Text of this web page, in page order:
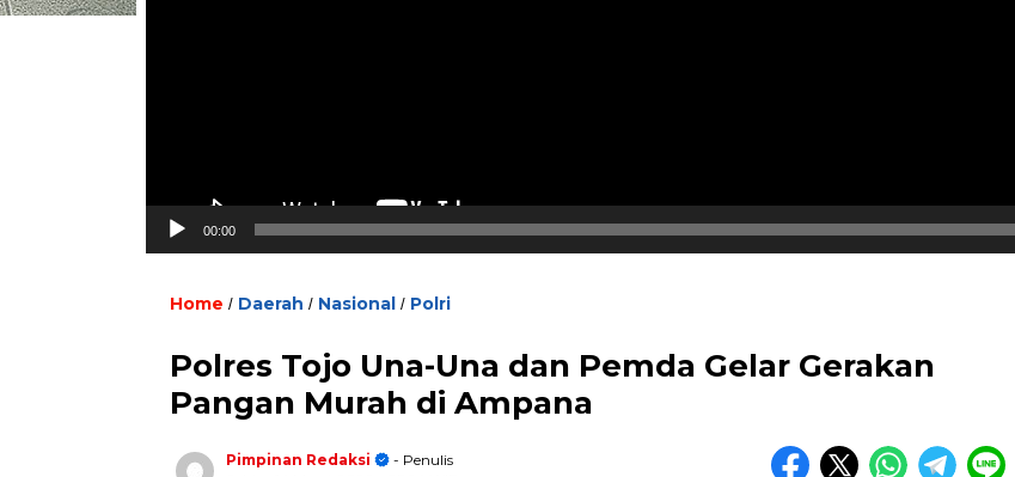
00:00
Home / Daerah / Nasional / Polri
Polres Tojo Una-Una dan Pemda Gelar Gerakan
Pangan Murah di Ampana
Pimpinan Redaksi
- Penulis